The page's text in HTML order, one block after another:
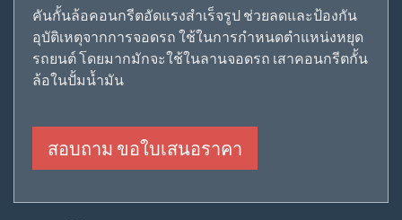
คันกั้นล้อคอนกรีตอัดแรงสำเร็จรูป ช่วยลดและป้องกัน
อุบัติเหตุจากการจอดรถ ใช้ในการกำหนดตำแหน่งหยุด
รถยนต์ โดยมากมักจะใช้ในลานจอดรถ เสาคอนกรีตกั้น
ล้อในปั้มน้ำมัน
สอบถาม ขอใบเสนอราคา